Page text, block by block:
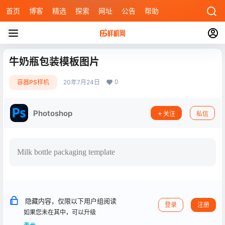
首页 博客 精选 探索 网址 公告 帮助
牛奶瓶包装模板图片
容器PS样机 20年7月24日 0
Photoshop 关注 私信
Milk bottle packaging template
隐藏内容，仅限以下用户组阅读
如果您未在其中，可以升级
登录 注册